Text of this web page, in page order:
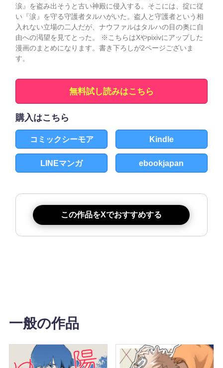
涙』を盗み出そうと古い神殿に侵入する。そこには、掟に従
い『涙』を守る守護者タルハがいた。盗人と守護者という相
入れない立場の二人だが、ナウファルはタルハの目の奥に自
由への渇望を見てとった。 ※こちらはXやpixivにアップした
漫画のまとめになります。書き下ろしが2ページございま
す。
無料試し読みはこちら
購入はこちら
コミックシーモア Kindle
LINEマンガ ebookjapan
この作品をXでおすすめする
一般の作品